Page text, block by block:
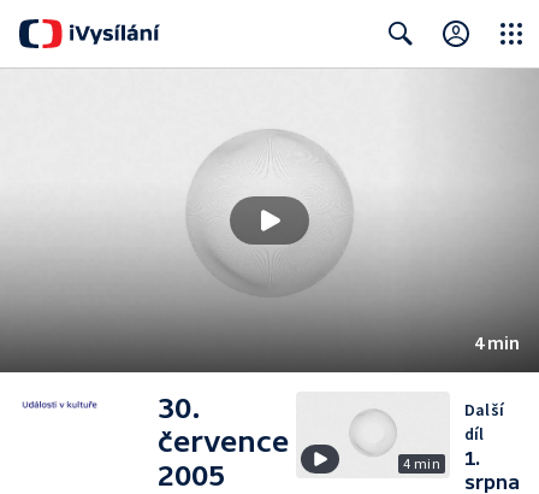
4 min
30.
července
2005
4 min
Další
díl
1.
srpna